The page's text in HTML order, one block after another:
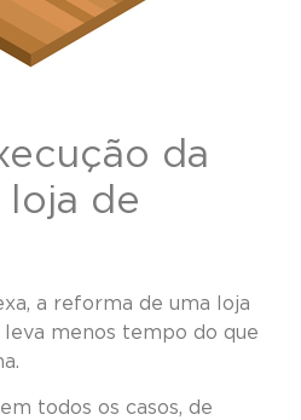
da
de
a reforma de uma loja
menos tempo do que
todos os casos, de